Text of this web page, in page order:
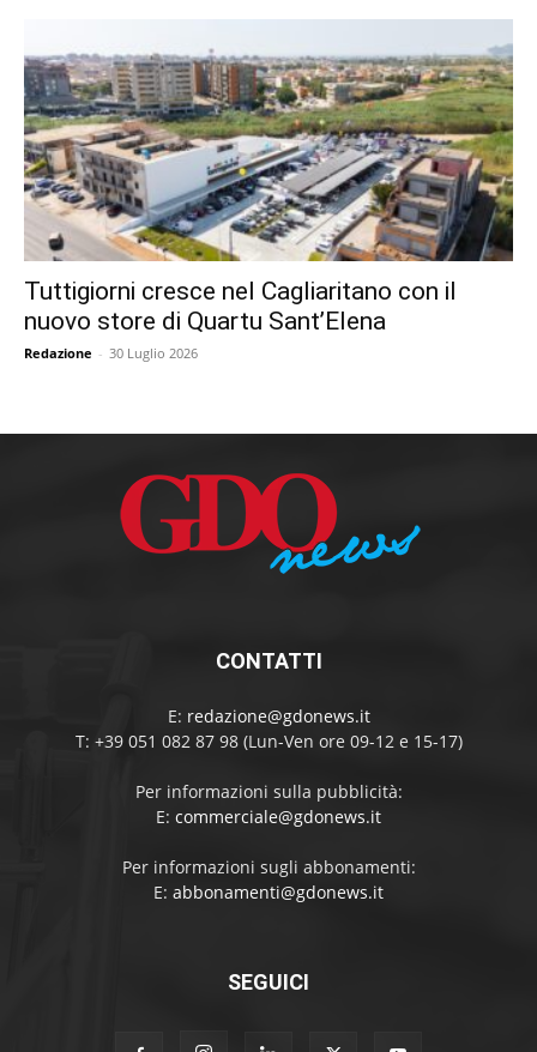
Tuttigiorni cresce nel Cagliaritano con il
nuovo store di Quartu Sant’Elena
Redazione - 30 Luglio 2026
CONTATTI
E: redazione@gdonews.it
T: +39 051 082 87 98 (Lun-Ven ore 09-12 e 15-17)
Per informazioni sulla pubblicità:
E: commerciale@gdonews.it
Per informazioni sugli abbonamenti:
E: abbonamenti@gdonews.it
SEGUICI